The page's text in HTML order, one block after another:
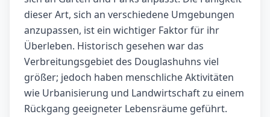
dieser Art, sich an verschiedene Umgebungen
anzupassen, ist ein wichtiger Faktor für ihr
Überleben. Historisch gesehen war das
Verbreitungsgebiet des Douglashuhns viel
größer; jedoch haben menschliche Aktivitäten
wie Urbanisierung und Landwirtschaft zu einem
Rückgang geeigneter Lebensräume geführt.